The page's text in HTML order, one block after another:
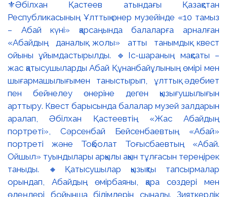
⚜️Әбілхан Қастеев атындағы Қазақстан
Республикасының Ұлттық өнер музейінде «10 тамыз
– Абай күні» қарсаңында балаларға арналған
«Абайдың даналық жолы» атты танымдық квест
ойыны ұйымдастырылды. 🔹Іс-шараның мақсаты –
жас қатысушыларды Абай Құнанбайұлының өмірі мен
шығармашылығымен таныстырып, ұлттық әдебиет
пен бейнелеу өнеріне деген қызығушылығын
арттыру. Квест барысында балалар музей залдарын
аралап, Әбілхан Қастеевтің «Жас Абайдың
портреті», Сәрсенбай Бейсенбаевтың «Абай»
портреті және Тоқболат Тоғысбаевтың «Абай.
Ойшыл» туындылары арқылы ақын тұлғасын тереңірек
таныды. 🔸Қатысушылар қызықты тапсырмалар
орындап, Абайдың өмірбаяны, қара сөздері мен
өлеңдері бойынша білімдерін сынады. Зияткерлік